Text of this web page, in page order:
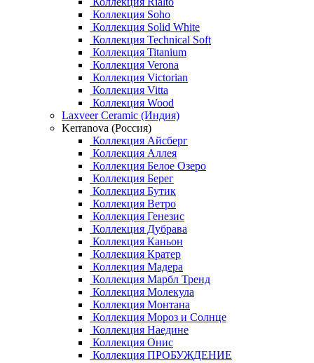
Коллекция Soho
Коллекция Solid White
Коллекция Technical Soft
Коллекция Titanium
Коллекция Verona
Коллекция Victorian
Коллекция Vitta
Коллекция Wood
Laxveer Ceramic (Индия)
Kerranova (Россия)
Коллекция Айсберг
Коллекция Аллея
Коллекция Белое Озеро
Коллекция Берег
Коллекция Бутик
Коллекция Ветро
Коллекция Генезис
Коллекция Дубрава
Коллекция Каньон
Коллекция Кратер
Коллекция Мадера
Коллекция Марбл Тренд
Коллекция Молекула
Коллекция Монтана
Коллекция Мороз и Солнце
Коллекция Наедине
Коллекция Онис
Коллекция ПРОБУЖДЕНИЕ